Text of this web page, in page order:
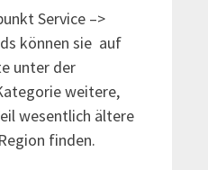
Service –>
können sie auf
unter der
weitere,
wesentlich ältere
finden.